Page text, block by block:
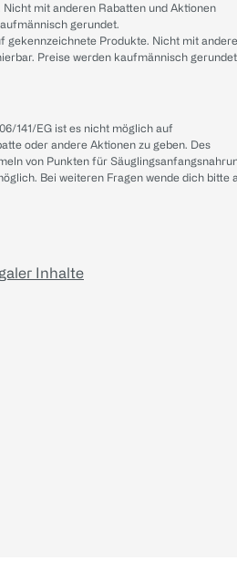
mit anderen Rabatten und Aktionen
gerundet.
gekennzeichnete Produkte. Nicht mit
Preise werden kaufmännisch
141/EG ist es nicht möglich auf
oder andere Aktionen zu geben. Des
von Punkten für
Bei weiteren Fragen wende dich bitte
Inhalte